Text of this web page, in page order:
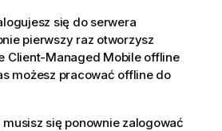
się do serwera
pierwszy raz otworzysz
Client-Managed Mobileoffline
możesz pracować offline do
musisz się ponownie zalogować